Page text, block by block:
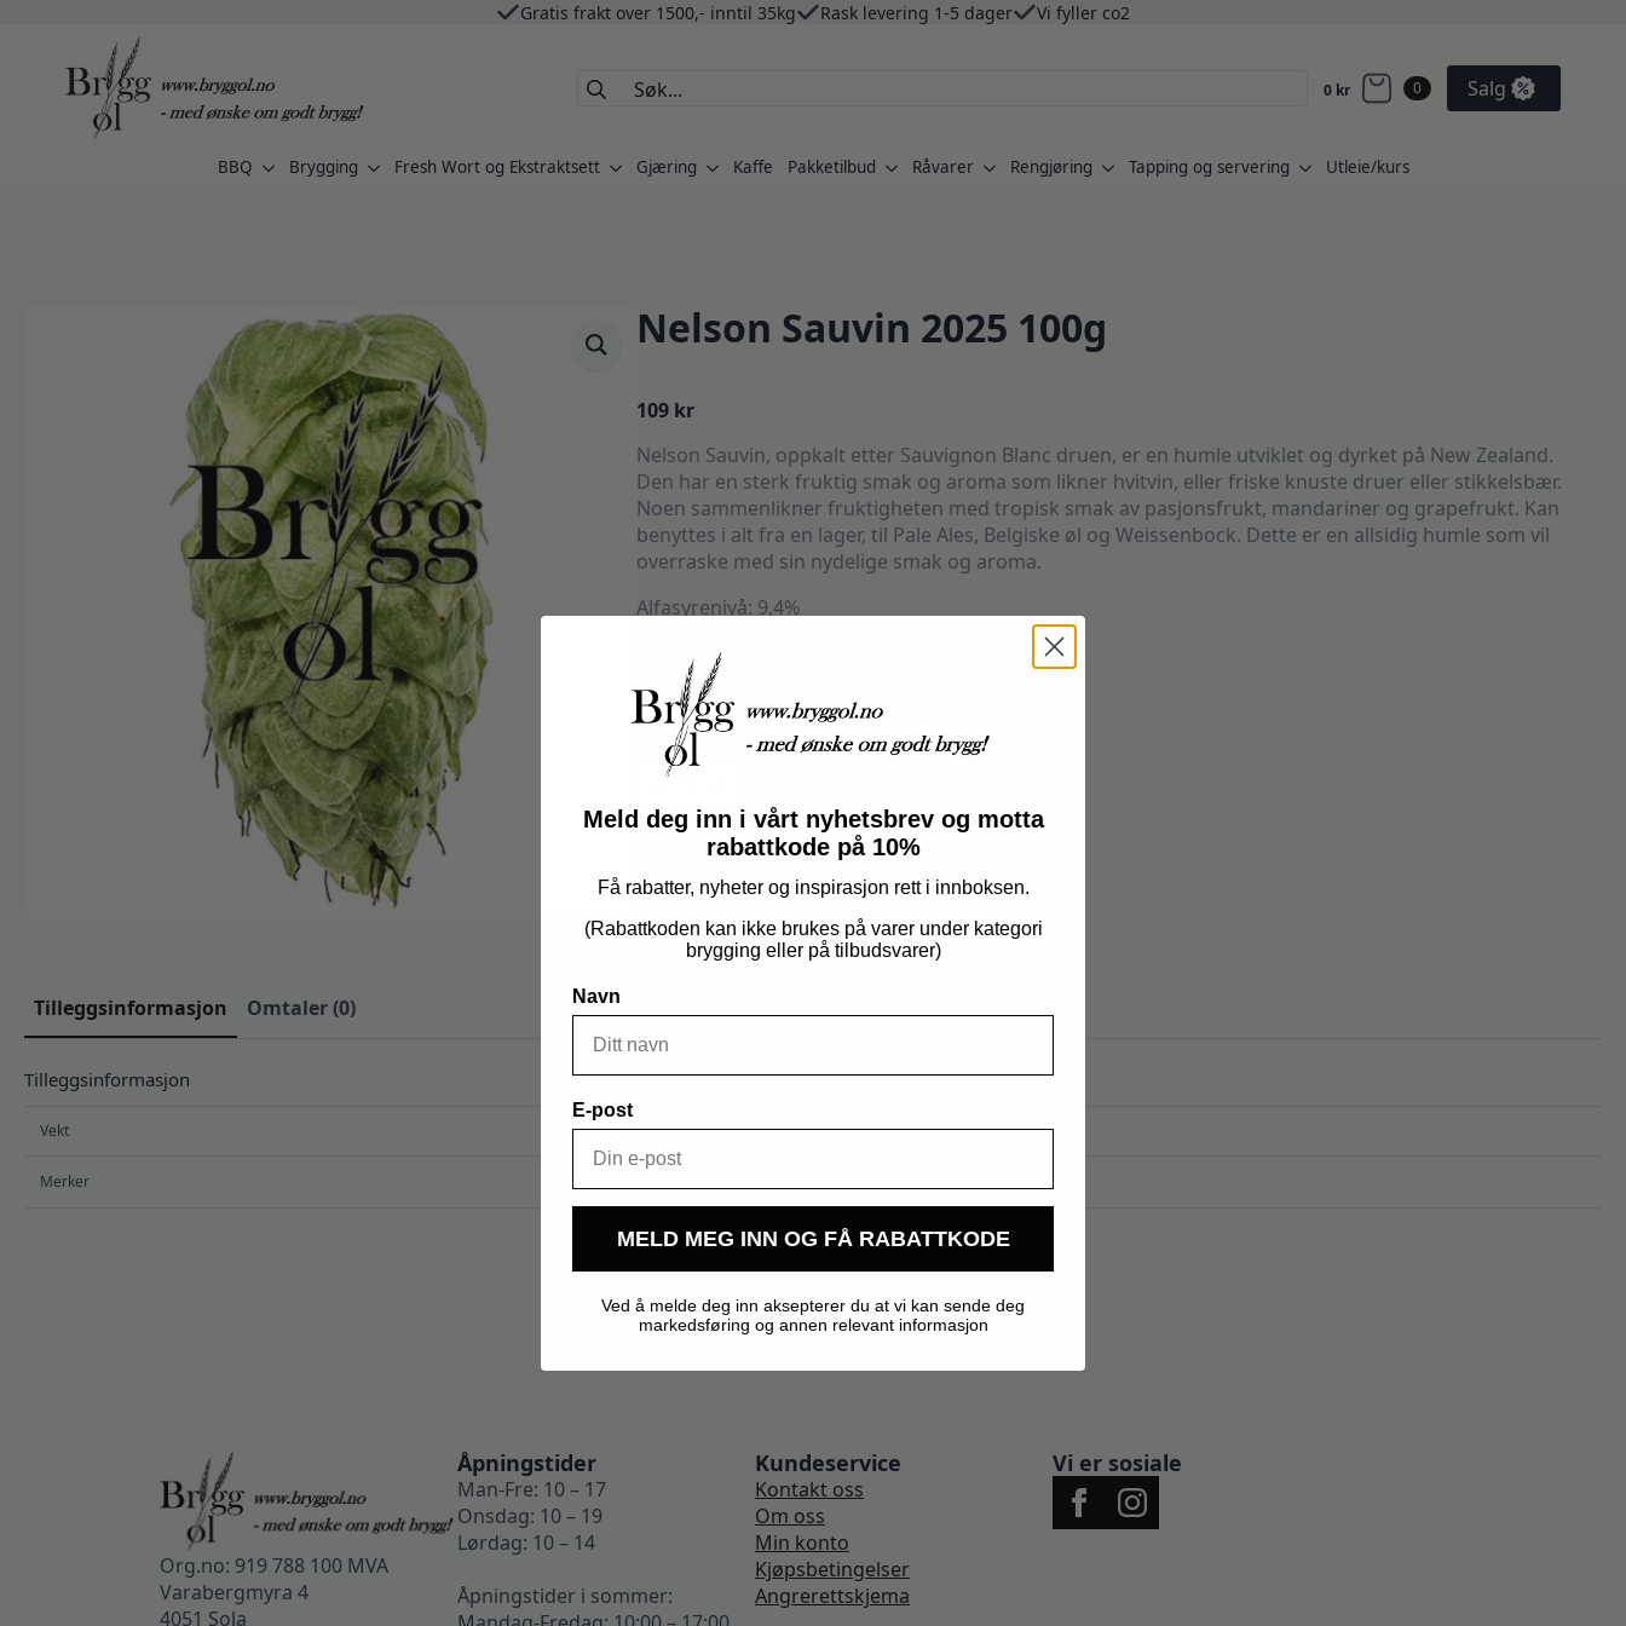
Gratis frakt over 1500,- inntil 35kg Rask levering 1-5 dager Vi fyller co2
Search
0 kr 0 Salg
BBQ Brygging Fresh Wort og Ekstraktsett Gjæring Kaffe Pakketilbud Råvarer Rengjøring Tapping og servering Utleie/kurs
Nelson Sauvin 2025 100g
109 kr
Nelson Sauvin, oppkalt etter Sauvignon Blanc druen, er en humle utviklet og dyrket på New Zealand.
Den har en sterk fruktig smak og aroma som likner hvitvin, eller friske knuste druer eller stikkelsbær.
Noen sammenlikner fruktigheten med tropisk smak av pasjonsfrukt, mandariner og grapefrukt. Kan
benyttes i alt fra en lager, til Pale Ales, Belgiske øl og Weissenbock. Dette er en allsidig humle som vil
overraske med sin nydelige smak og aroma.
Alfasyrenivå: 9,4%
Land/område: New Zealand
20+
Nelson
Sauvin
100g
antall
Produktnummer:160171Kategorier: Humle ,Råvarer,
Tilleggsinformasjon Omtaler (0)
Tilleggsinformasjon
Vekt 0,250 kg
Merker
Org.no: 919 788 100 MVA
Varabergmyra 4
4051 Sola
Åpningstider
Man-Fre: 10 – 17
Onsdag: 10 – 19
Lørdag: 10 – 14
Åpningstider i sommer:
Kundeservice
Kontakt oss
Om oss
Min konto
Kjøpsbetingelser
Angrerettskjema
Vi er sosiale
Meld deg inn i vårt nyhetsbrev og motta
rabattkode på 10%
Få rabatter, nyheter og inspirasjon rett i innboksen.
(Rabattkoden kan ikke brukes på varer under kategori
brygging eller på tilbudsvarer)
Navn
E-post
MELD MEG INN OG FÅ RABATTKODE
Ved å melde deg inn aksepterer du at vi kan sende deg
markedsføring og annen relevant informasjon